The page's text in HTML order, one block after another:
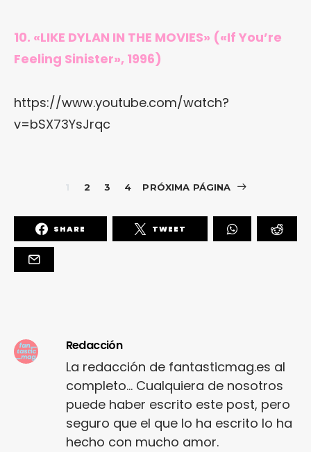
10. «LIKE DYLAN IN THE MOVIES» («If You’re
Feeling Sinister», 1996)
https://www.youtube.com/watch?
v=bSX73YsJrqc
1 2 3 4 PRÓXIMA PÁGINA
SHARE TWEET
Redacción
La redacción de fantasticmag.es al
completo... Cualquiera de nosotros
puede haber escrito este post, pero
seguro que el que lo ha escrito lo ha
hecho con mucho amor.